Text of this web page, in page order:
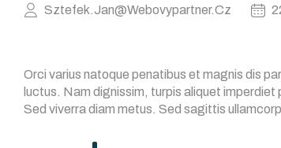
|
Profesionální
úklidové
a
čisticí
Sztefek.jan@webovypartner.cz
Orci varius natoque penatibus et magnis dis
luctus. Nam dignissim, turpis aliquet
Sed viverra diam metus. Sed sagittis